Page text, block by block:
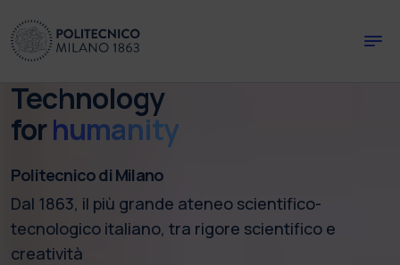
Technology
forhumanity
Politecnico di Milano
Dal 1863, il più grande ateneo scientifico-
tecnologico italiano, tra rigore scientifico e
creatività